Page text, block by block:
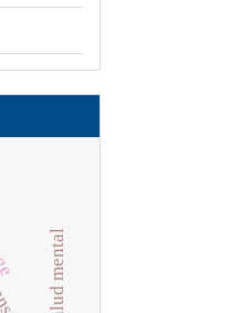
salud mental